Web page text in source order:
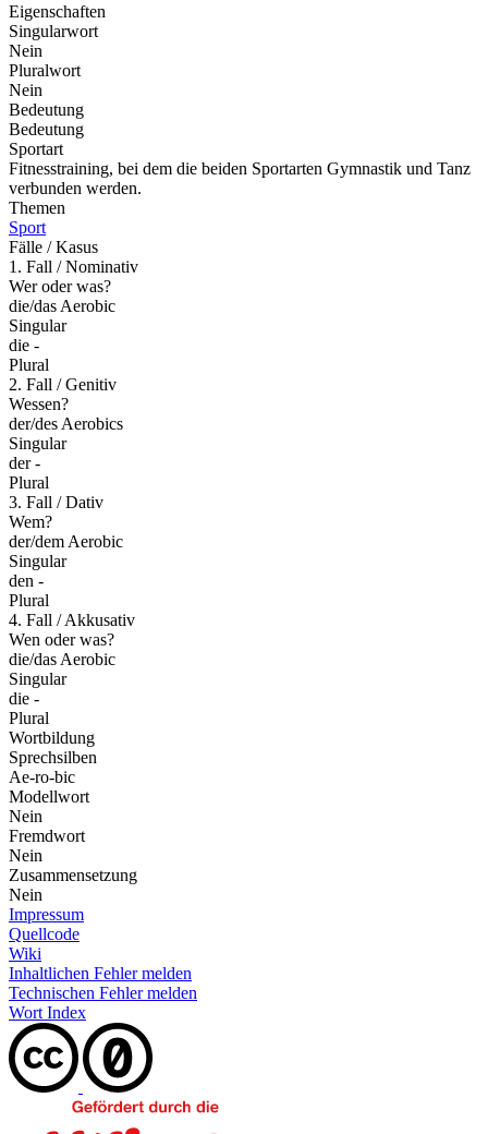
Eigenschaften
Singularwort
Nein
Pluralwort
Nein
Bedeutung
Bedeutung
Sportart
Fitnesstraining, bei dem die beiden Sportarten Gymnastik und Tanz
verbunden werden.
Themen
Sport
Fälle / Kasus
1. Fall / Nominativ
Wer oder was?
die/das Aerobic
Singular
die -
Plural
2. Fall / Genitiv
Wessen?
der/des Aerobics
Singular
der -
Plural
3. Fall / Dativ
Wem?
der/dem Aerobic
Singular
den -
Plural
4. Fall / Akkusativ
Wen oder was?
die/das Aerobic
Singular
die -
Plural
Wortbildung
Sprechsilben
Ae-ro-bic
Modellwort
Nein
Fremdwort
Nein
Zusammensetzung
Nein
Impressum
Quellcode
Wiki
Inhaltlichen Fehler melden
Technischen Fehler melden
Wort Index